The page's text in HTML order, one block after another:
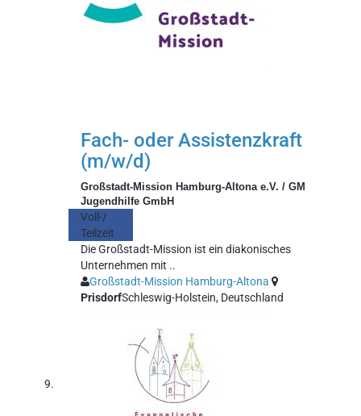
Fach- oder Assistenzkraft
(m/w/d)
Großstadt-Mission Hamburg-Altona e.V. / GM
Jugendhilfe GmbH
Voll-/
Teilzeit
Die Großstadt-Mission ist ein diakonisches
Unternehmen mit ..
Großstadt-Mission Hamburg-Altona
PrisdorfSchleswig-Holstein, Deutschland